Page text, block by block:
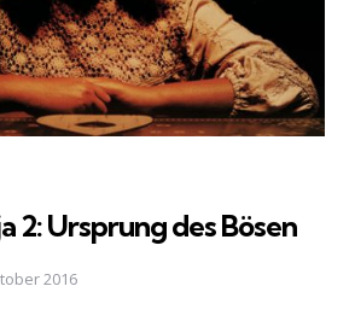
2: Ursprung des Bösen
2016